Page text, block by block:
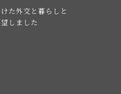
た外交と暮らしと
しました